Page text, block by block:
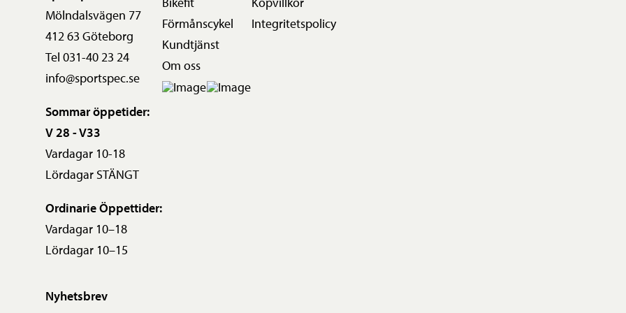
Mölndalsvägen 77
412 63 Göteborg
Tel 031-40 23 24
info@sportspec.se
Sommar öppetider:
V 28 - V33
Vardagar 10-18
Lördagar STÄNGT
Ordinarie Öppettider:
Vardagar 10–18
Lördagar 10–15
Förmånscykel
Kundtjänst
Om oss
Integritetspolicy
Nyhetsbrev